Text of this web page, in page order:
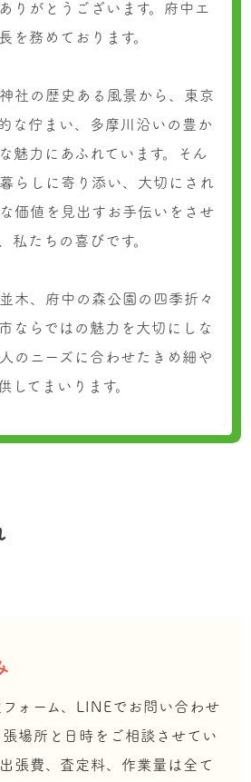
りがとうございます。府中エ
を務めております。
社の歴史ある風景から、東京
な佇まい、多摩川沿いの豊か
魅力にあふれています。そん
らしに寄り添い、大切にされ
価値を見出すお手伝いをさせ
私たちの喜びです。
木、府中の森公園の四季折々
ならではの魅力を大切にしな
のニーズに合わせたきめ細や
してまいります。
ォーム、LINEでお問い合わせ
張場所と日時をご相談させてい
張費、査定料、作業量は全て